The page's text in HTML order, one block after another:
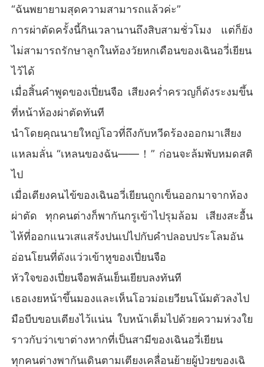
“ฉันพยายามสุดความสามารถแล้วค่ะ”
การผ่าตัดครั้งนี้กินเวลานานถึงสิบสามชั่วโมง แต่ก็ยัง
ไม่สามารถรักษาลูกในท้องวัยหกเดือนของเฉินอวี่เยียน
ไว้ได้
เมื่อสิ้นคำพูดของเปี่ยนจือ เสียงคร่ำครวญก็ดังระงมขึ้น
ที่หน้าห้องผ่าตัดทันที
นำโดยคุณนายใหญ่โอวที่ถึงกับหวีดร้องออกมาเสียง
แหลมลั่น “เหลนของฉัน——！” ก่อนจะล้มพับหมดสติ
ไป
เมื่อเตียงคนไข้ของเฉินอวี่เยียนถูกเข็นออกมาจากห้อง
ผ่าตัด ทุกคนต่างก็พากันกรูเข้าไปรุมล้อม เสียงสะอื้น
ไห้ที่ออกแนวเสแสร้งปนเปไปกับคำปลอบประโลมอัน
อ่อนโยนที่ดังแว่วเข้าหูของเปี่ยนจือ
หัวใจของเปี่ยนจือพลันเย็นเยียบลงทันที
เธอเงยหน้าขึ้นมองและเห็นโอวม่อเยวียนโน้มตัวลงไป
มือบีบขอบเตียงไว้แน่น ใบหน้าเต็มไปด้วยความห่วงใย
ราวกับว่าเขาต่างหากที่เป็นสามีของเฉินอวี่เยียน
ทุกคนต่างพากันเดินตามเตียงเคลื่อนย้ายผู้ป่วยของเฉิ